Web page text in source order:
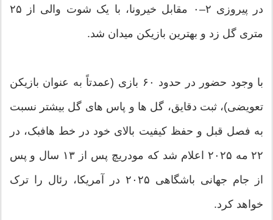
در پیروزی ۲–۰ مقابل خیرونا، با یک شوت والی از ۲۵
متری گل زد و بهترین بازیکن میدان شد.
با وجود حضور در حدود ۶۰ بازی (عمدتاً به عنوان بازیکن
تعویضی)، ثبت دقایق، گل ها و پاس های گل بیشتر نسبت
به فصل قبل و حفظ کیفیت بالای خود در خط هافبک، در
۲۲ مه ۲۰۲۵ اعلام شد که مودریچ پس از ۱۳ سال و پس
از جام جهانی باشگاهی ۲۰۲۵ در آمریکا، رئال را ترک
خواهد کرد.